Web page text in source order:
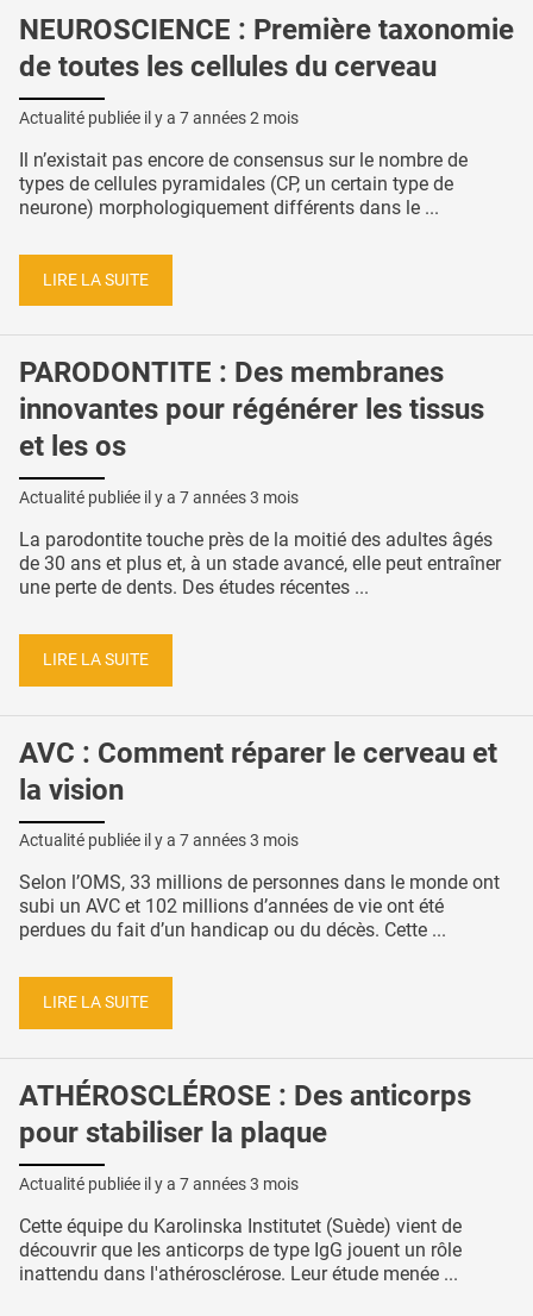
NEUROSCIENCE : Première taxonomie
de toutes les cellules du cerveau
Actualité publiée il y a 7 années 2 mois
Il n’existait pas encore de consensus sur le nombre de
types de cellules pyramidales (CP, un certain type de
neurone) morphologiquement différents dans le ...
LIRE LA SUITE
PARODONTITE : Des membranes
innovantes pour régénérer les tissus
et les os
Actualité publiée il y a 7 années 3 mois
La parodontite touche près de la moitié des adultes âgés
de 30 ans et plus et, à un stade avancé, elle peut entraîner
une perte de dents. Des études récentes ...
LIRE LA SUITE
AVC : Comment réparer le cerveau et
la vision
Actualité publiée il y a 7 années 3 mois
Selon l’OMS, 33 millions de personnes dans le monde ont
subi un AVC et 102 millions d’années de vie ont été
perdues du fait d’un handicap ou du décès. Cette ...
LIRE LA SUITE
ATHÉROSCLÉROSE : Des anticorps
pour stabiliser la plaque
Actualité publiée il y a 7 années 3 mois
Cette équipe du Karolinska Institutet (Suède) vient de
découvrir que les anticorps de type IgG jouent un rôle
inattendu dans l'athérosclérose. Leur étude menée ...